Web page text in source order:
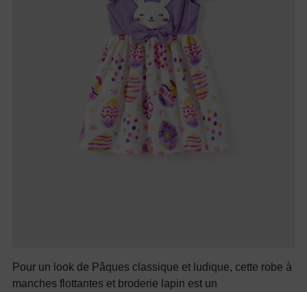
Pour un look de Pâques classique et ludique, cette robe à
manches flottantes et broderie lapin est un